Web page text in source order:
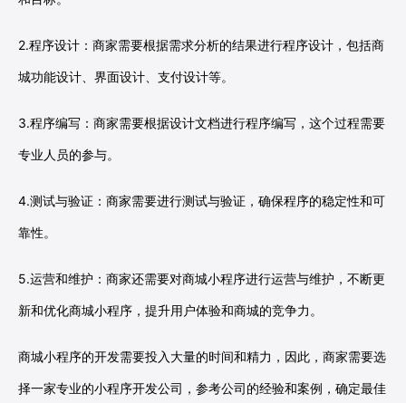
2.程序设计：商家需要根据需求分析的结果进行程序设计，包括商
城功能设计、界面设计、支付设计等。
3.程序编写：商家需要根据设计文档进行程序编写，这个过程需要
专业人员的参与。
4.测试与验证：商家需要进行测试与验证，确保程序的稳定性和可
靠性。
5.运营和维护：商家还需要对商城小程序进行运营与维护，不断更
新和优化商城小程序，提升用户体验和商城的竞争力。
商城小程序的开发需要投入大量的时间和精力，因此，商家需要选
择一家专业的小程序开发公司，参考公司的经验和案例，确定最佳